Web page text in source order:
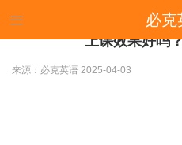
 必克
2025最新成人英语口语
上课效果好吗
来源：必克英语 2025-04-03